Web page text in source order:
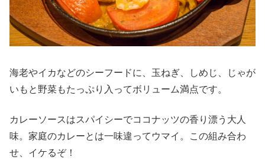
海老やイカなどのシーフードに、玉ねぎ、しめじ、じゃが
いもと野菜もたっぷり入ってボリューム満点です。
カレーソースはスパイシーでココナッツの香り漂う大人
味。家庭のカレーとは一味違ってウマイ。この組み合わ
せ、イケるぞ！